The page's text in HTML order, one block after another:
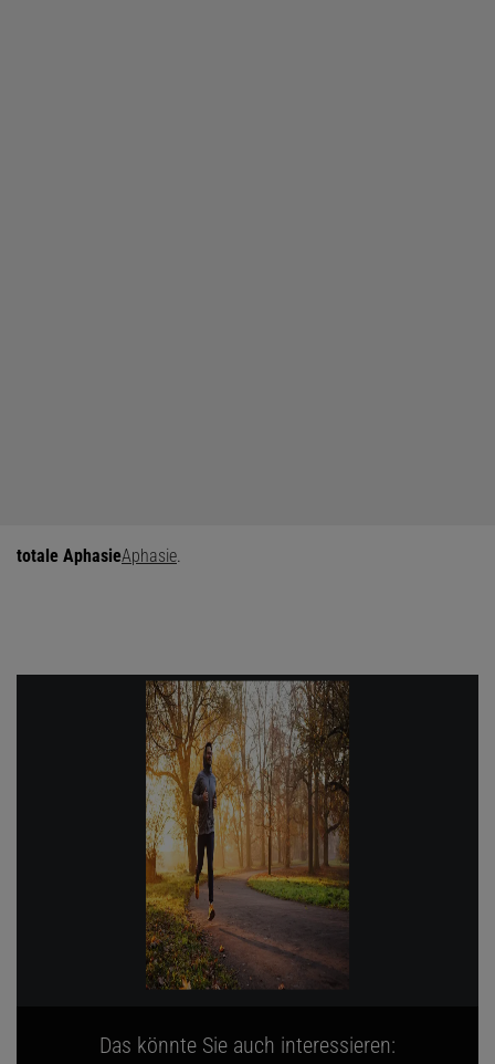
totale AphasieAphasie.
Das könnte Sie auch interessieren: